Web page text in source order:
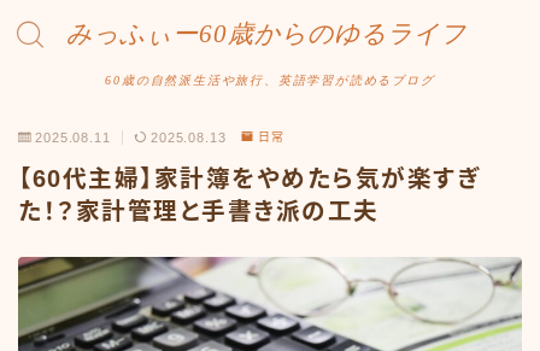
みっふぃー60歳からのゆるライフ
60歳の自然派生活や旅行、英語学習が読めるブログ
2025.08.11 2025.08.13 日常
【60代主婦】家計簿をやめたら気が楽すぎ
た！？家計管理と手書き派の工夫